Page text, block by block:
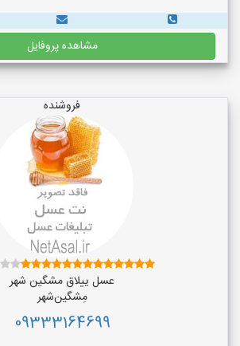
مشاهده پروفایل
فروشنده
عسل ییلاق مشگین شهر
مِشگین‌شهر
09333164699